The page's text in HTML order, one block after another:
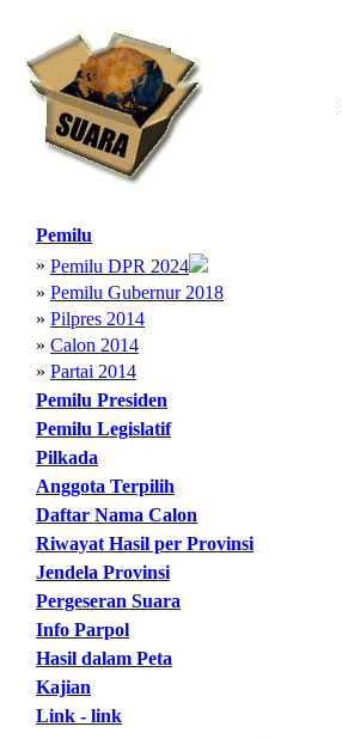
Pemilu
» Pemilu DPR 2024
» Pemilu Gubernur 2018
» Pilpres 2014
» Calon 2014
» Partai 2014
Pemilu Presiden
Pemilu Legislatif
Pilkada
Anggota Terpilih
Daftar Nama Calon
Riwayat Hasil per Provinsi
Jendela Provinsi
Pergeseran Suara
Info Parpol
Hasil dalam Peta
Kajian
Link - link